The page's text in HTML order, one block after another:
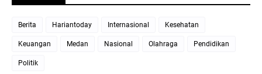
Berita Hariantoday Internasional Kesehatan
Keuangan Medan Nasional Olahraga Pendidikan
Politik